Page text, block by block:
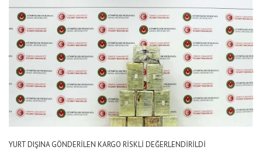
YURT DIŞINA GÖNDERİLEN KARGO RİSKLİ DEĞERLENDİRİLDİ